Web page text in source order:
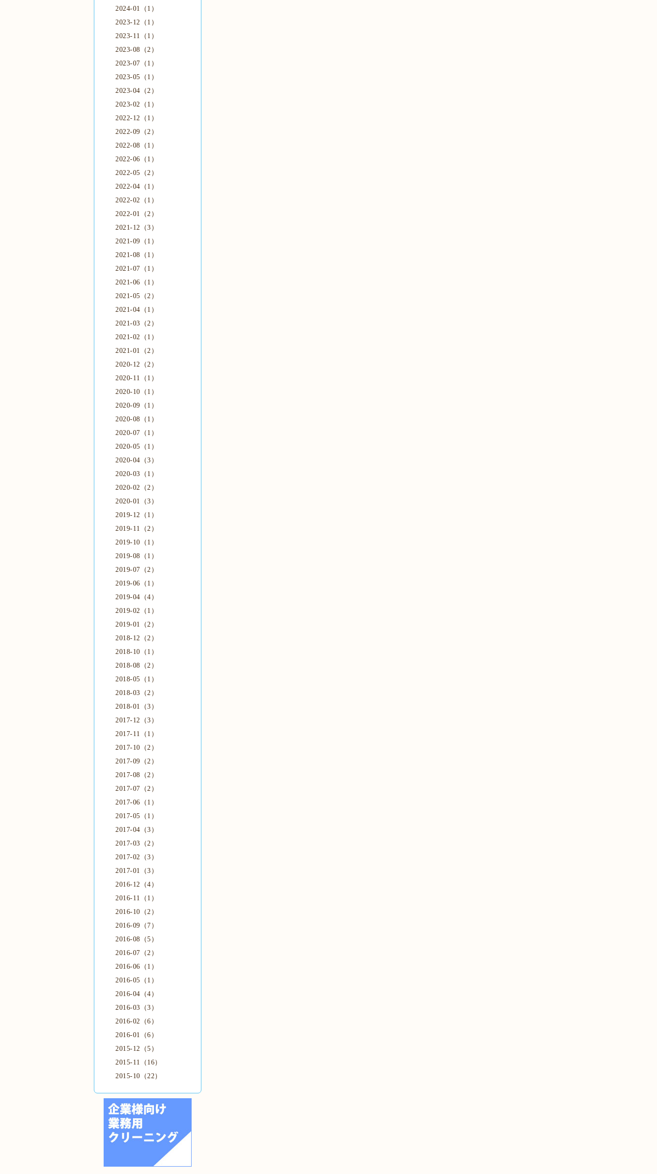
2024-01（1）
2023-12（1）
2023-11（1）
2023-08（2）
2023-07（1）
2023-05（1）
2023-04（2）
2023-02（1）
2022-12（1）
2022-09（2）
2022-08（1）
2022-06（1）
2022-05（2）
2022-04（1）
2022-02（1）
2022-01（2）
2021-12（3）
2021-09（1）
2021-08（1）
2021-07（1）
2021-06（1）
2021-05（2）
2021-04（1）
2021-03（2）
2021-02（1）
2021-01（2）
2020-12（2）
2020-11（1）
2020-10（1）
2020-09（1）
2020-08（1）
2020-07（1）
2020-05（1）
2020-04（3）
2020-03（1）
2020-02（2）
2020-01（3）
2019-12（1）
2019-11（2）
2019-10（1）
2019-08（1）
2019-07（2）
2019-06（1）
2019-04（4）
2019-02（1）
2019-01（2）
2018-12（2）
2018-10（1）
2018-08（2）
2018-05（1）
2018-03（2）
2018-01（3）
2017-12（3）
2017-11（1）
2017-10（2）
2017-09（2）
2017-08（2）
2017-07（2）
2017-06（1）
2017-05（1）
2017-04（3）
2017-03（2）
2017-02（3）
2017-01（3）
2016-12（4）
2016-11（1）
2016-10（2）
2016-09（7）
2016-08（5）
2016-07（2）
2016-06（1）
2016-05（1）
2016-04（4）
2016-03（3）
2016-02（6）
2016-01（6）
2015-12（5）
2015-11（16）
2015-10（22）